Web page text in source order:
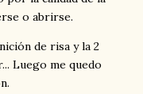
o abrirse.
de risa y la 2
Luego me quedo